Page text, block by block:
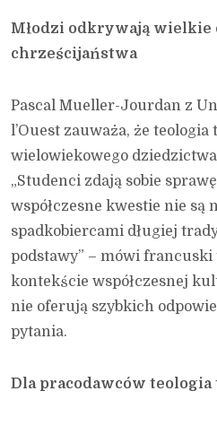
Młodzi odkrywają
chrześcijaństwa
Pascal Mueller-Jourdan z
l’Ouest zauważa, że
wielowiekowego
„Studenci zdają sobie
współczesne kwestie nie są
spadkobiercami długiej
podstawy” – mówi francuski
kontekście współczesnej
nie oferują szybkich
pytania.
Dla pracodawców